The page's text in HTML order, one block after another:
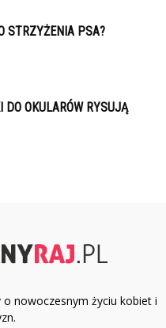
STRZYŻENIA PSA?
DO OKULARÓW RYSUJĄ
nowoczesnym życiu kobiet i